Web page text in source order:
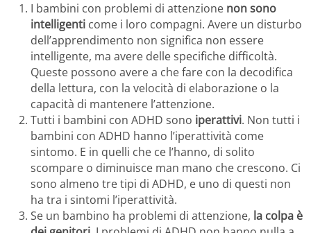
I bambini con problemi di attenzione non sono
intelligenti come i loro compagni. Avere un disturbo
dell’apprendimento non significa non essere
intelligente, ma avere delle specifiche difficoltà.
Queste possono avere a che fare con la decodifica
della lettura, con la velocità di elaborazione o la
capacità di mantenere l’attenzione.
Tutti i bambini con ADHD sono iperattivi. Non tutti i
bambini con ADHD hanno l’iperattività come
sintomo. E in quelli che ce l’hanno, di solito
scompare o diminuisce man mano che crescono. Ci
sono almeno tre tipi di ADHD, e uno di questi non
ha tra i sintomi l’iperattività.
Se un bambino ha problemi di attenzione, la colpa è